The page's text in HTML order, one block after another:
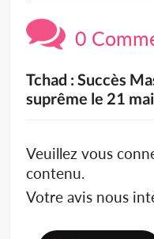
0
Tchad : Succès
suprême le 21 mai
Veuillez vous
contenu.
Votre avis nous